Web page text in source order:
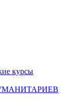
курсы